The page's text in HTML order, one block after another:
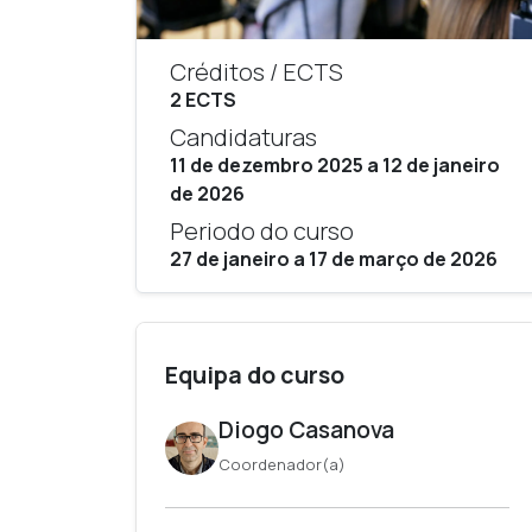
Créditos / ECTS
2 ECTS
Candidaturas
11 de dezembro 2025 a 12 de janeiro
de 2026
Periodo do curso
27 de janeiro a 17 de março de 2026
Equipa do curso
Diogo Casanova
Coordenador(a)